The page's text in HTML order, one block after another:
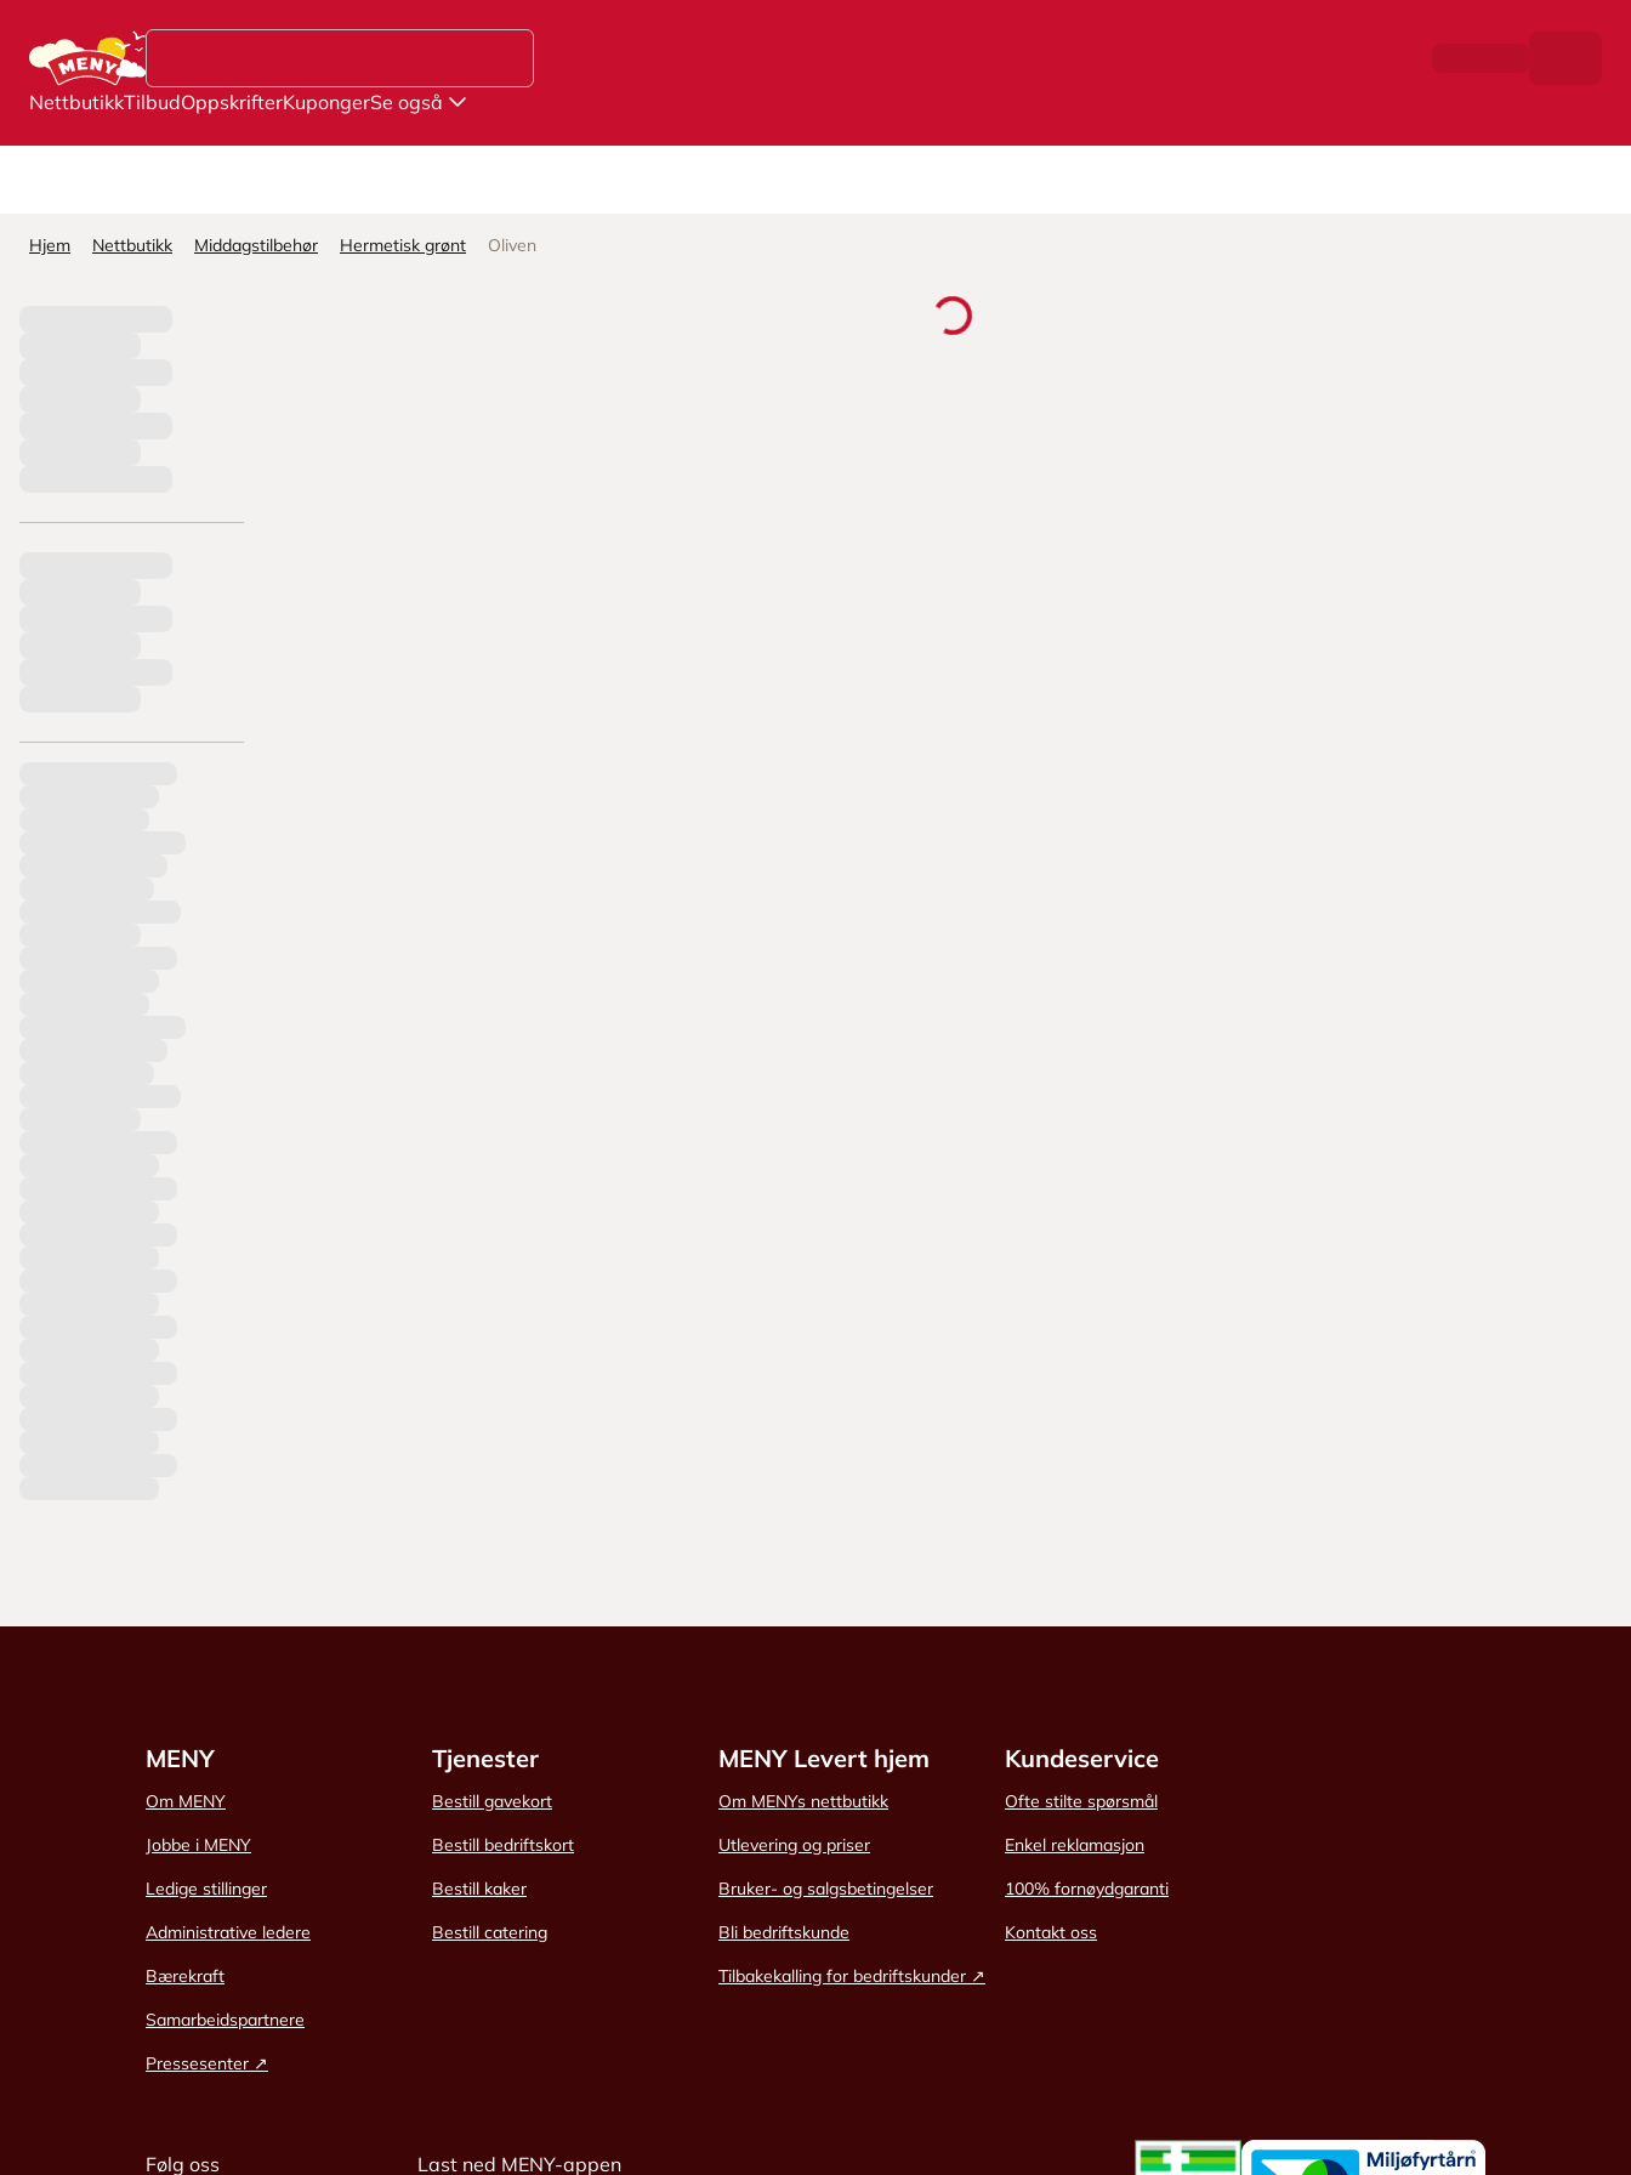
NettbutikkTilbudOppskrifterKupongerSe også
Hjem Nettbutikk Middagstilbehør Hermetisk grønt Oliven
MENY
Om MENY
Jobbe i MENY
Ledige stillinger
Administrative ledere
Bærekraft
Samarbeidspartnere
Pressesenter ↗
Tjenester
Bestill gavekort
Bestill bedriftskort
Bestill kaker
Bestill catering
MENY Levert hjem
Om MENYs nettbutikk
Utlevering og priser
Bruker- og salgsbetingelser
Bli bedriftskunde
Tilbakekalling for bedriftskunder ↗
Kundeservice
Ofte stilte spørsmål
Enkel reklamasjon
100% fornøydgaranti
Kontakt oss
Følg oss Last ned MENY-appen